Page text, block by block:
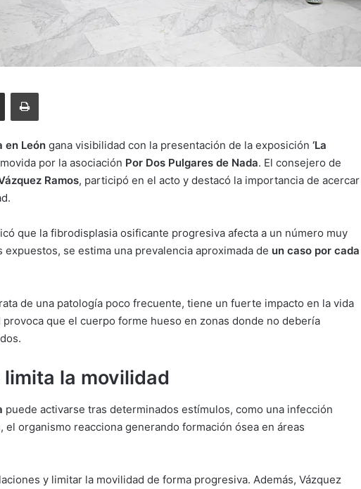
Compartir por correo electrónicoImprimir
en León gana visibilidad con la presentación de la exposición ‘La
por la asociación Por Dos Pulgares de Nada. El consejero de
Ramos, participó en el acto y destacó la importancia de acercar
que la fibrodisplasia osificante progresiva afecta a un número muy
se estima una prevalencia aproximada de un caso por cada
de una patología poco frecuente, tiene un fuerte impacto en la vida
que el cuerpo forme hueso en zonas donde no debería
la movilidad
puede activarse tras determinados estímulos, como una infección
el organismo reacciona generando formación ósea en áreas
y limitar la movilidad de forma progresiva. Además, Vázquez